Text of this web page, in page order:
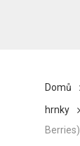
Domů
hrnky
Berries)